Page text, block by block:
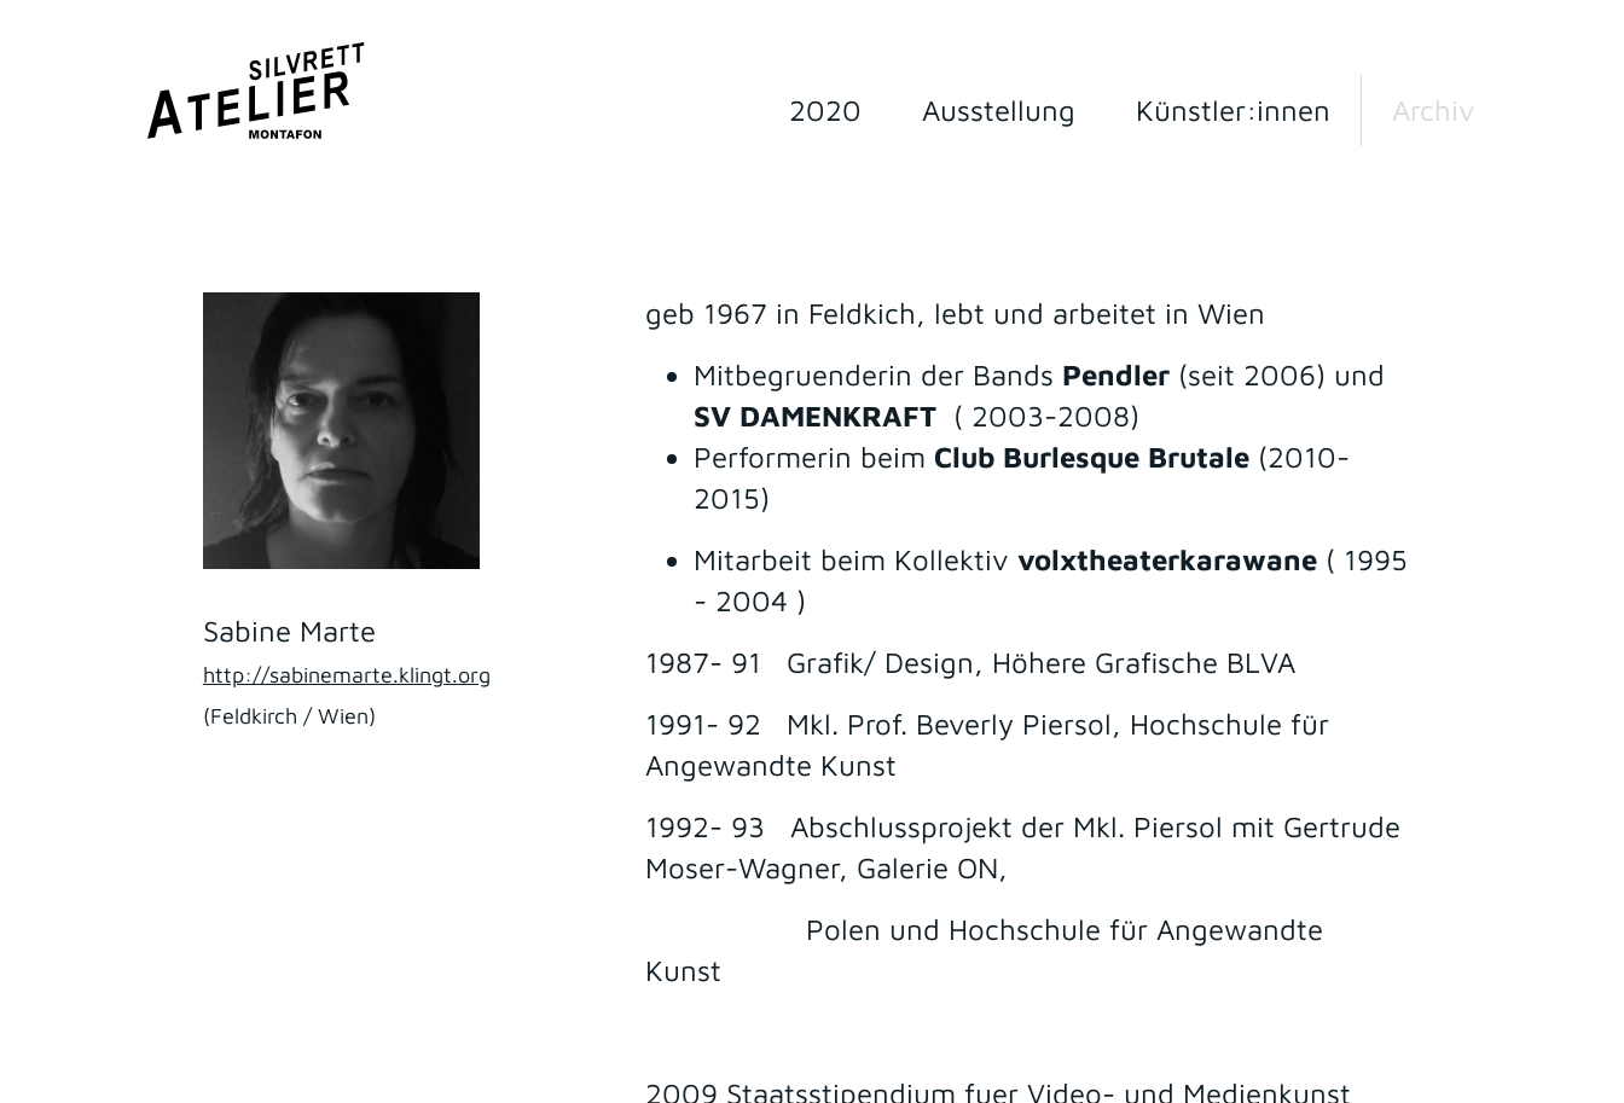
2020 Ausstellung Künstler:innen Archiv
Sabine Marte
http://sabinemarte.klingt.org
(Feldkirch / Wien)
geb 1967 in Feldkich, lebt und arbeitet in Wien
Mitbegruenderin der Bands Pendler (seit 2006) und
SV DAMENKRAFT ( 2003-2008)
Performerin beim Club Burlesque Brutale (2010-
2015)
Mitarbeit beim Kollektivvolxtheaterkarawane ( 1995
- 2004 )
1987- 91 Grafik/ Design, Höhere Grafische BLVA
1991- 92 Mkl. Prof. Beverly Piersol, Hochschule für
Angewandte Kunst
1992- 93 Abschlussprojekt der Mkl. Piersol mit Gertrude
Moser-Wagner, Galerie ON,
Polen und Hochschule für Angewandte
Kunst
2009 Staatsstipendium fuer Video- und Medienkunst